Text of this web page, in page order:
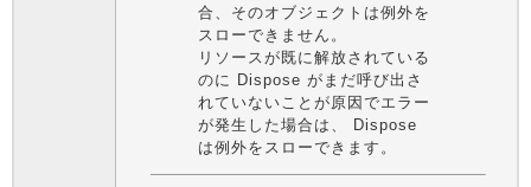
合、そのオブジェクトは例外を
スローできません。
リソースが既に解放されている
のに Dispose がまだ呼び出さ
れていないことが原因でエラー
が発生した場合は、 Dispose
は例外をスローできます。